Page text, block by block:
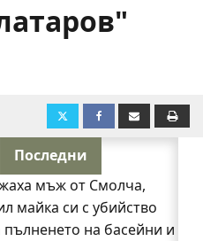
Последни
мъж от Смолча,
майка си с убийство
пълненето на басейни и